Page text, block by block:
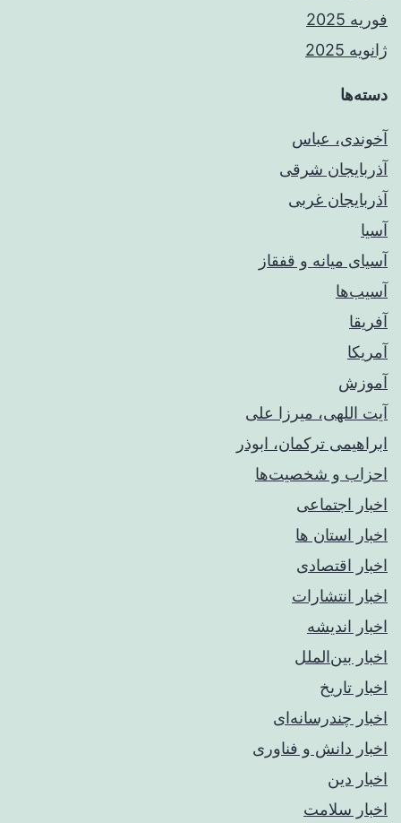
فوریه 2025
ژانویه 2025
دسته‌ها
آخوندی، عباس
آذربایجان شرقی
آذربایجان غربی
آسیا
آسیای میانه و قفقاز
آسیب‌ها
آفریقا
آمریکا
آموزش
آیت اللهی، میرزا علی
ابراهیمی ترکمان، ابوذر
احزاب و شخصیت‌ها
اخبار اجتماعی
اخبار استان ها
اخبار اقتصادی
اخبار انتشارات
اخبار اندیشه
اخبار بین‌الملل
اخبار تاریخ
اخبار چندرسانه‌ای
اخبار دانش و فناوری
اخبار دین
اخبار سلامت